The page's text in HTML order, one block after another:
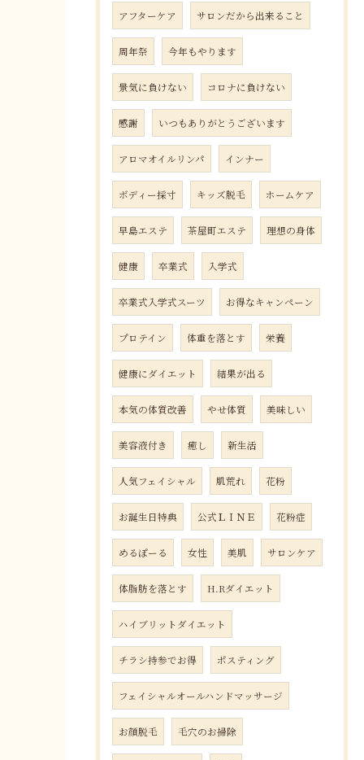
アフターケア サロンだから出来ること
周年祭 今年もやります
景気に負けない コロナに負けない
感謝 いつもありがとうございます
アロマオイルリンパ インナー
ボディー採寸 キッズ脱毛 ホームケア
早島エステ 茶屋町エステ 理想の身体
健康 卒業式 入学式
卒業式入学式スーツ お得なキャンペーン
プロテイン 体重を落とす 栄養
健康にダイエット 結果が出る
本気の体質改善 やせ体質 美味しい
美容液付き 癒し 新生活
人気フェイシャル 肌荒れ 花粉
お誕生日特典 公式ＬＩＮＥ 花粉症
めるぽーる 女性 美肌 サロンケア
体脂肪を落とす H.Rダイエット
ハイブリットダイエット
チラシ持参でお得 ポスティング
フェイシャルオールハンドマッサージ
お顔脱毛 毛穴のお掃除